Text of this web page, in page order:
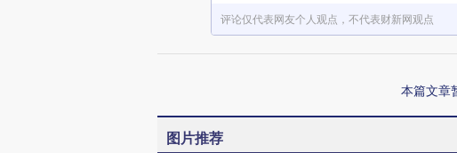
评论仅代表网友个人观点，不代表财新网观点
本篇文章
图片推荐